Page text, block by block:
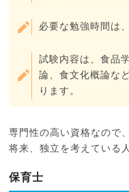
必要な勉強時間は
試験内容は、食品
論、食文化概論な
ります。
専門性の高い資格なので
将来、独立を考えている
保育士